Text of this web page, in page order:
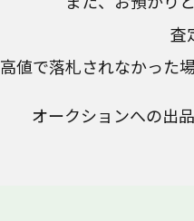
査
高値で落札されなかった
オークションへの出